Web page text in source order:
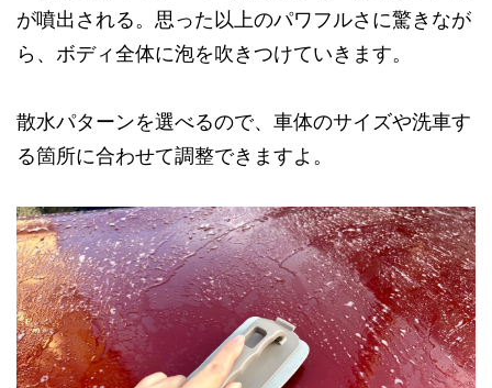
が噴出される。思った以上のパワフルさに驚きなが
ら、ボディ全体に泡を吹きつけていきます。
散水パターンを選べるので、車体のサイズや洗車す
る箇所に合わせて調整できますよ。